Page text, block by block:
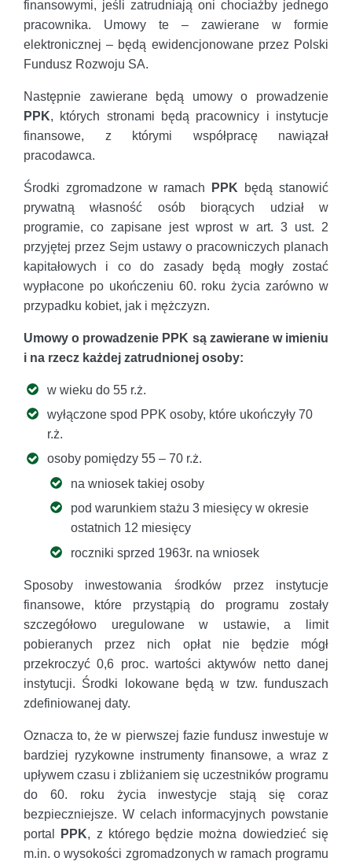
finansowymi, jeśli zatrudniają oni chociażby jednego
pracownika. Umowy te – zawierane w formie
elektronicznej – będą ewidencjonowane przez Polski
Fundusz Rozwoju SA.
Następnie zawierane będą umowy o prowadzenie
PPK, których stronami będą pracownicy i instytucje
finansowe, z którymi współpracę nawiązał
pracodawca.
Środki zgromadzone w ramach PPK będą stanowić
prywatną własność osób biorących udział w
programie, co zapisane jest wprost w art. 3 ust. 2
przyjętej przez Sejm ustawy o pracowniczych planach
kapitałowych i co do zasady będą mogły zostać
wypłacone po ukończeniu 60. roku życia zarówno w
przypadku kobiet, jak i mężczyzn.
Umowy o prowadzenie PPK są zawierane w imieniu
i na rzecz każdej zatrudnionej osoby:
w wieku do 55 r.ż.
wyłączone spod PPK osoby, które ukończyły 70
r.ż.
osoby pomiędzy 55 – 70 r.ż.
na wniosek takiej osoby
pod warunkiem stażu 3 miesięcy w okresie
ostatnich 12 miesięcy
roczniki sprzed 1963r. na wniosek
Sposoby inwestowania środków przez instytucje
finansowe, które przystąpią do programu zostały
szczegółowo uregulowane w ustawie, a limit
pobieranych przez nich opłat nie będzie mógł
przekroczyć 0,6 proc. wartości aktywów netto danej
instytucji. Środki lokowane będą w tzw. funduszach
zdefiniowanej daty.
Oznacza to, że w pierwszej fazie fundusz inwestuje w
bardziej ryzykowne instrumenty finansowe, a wraz z
upływem czasu i zbliżaniem się uczestników programu
do 60. roku życia inwestycje stają się coraz
bezpieczniejsze. W celach informacyjnych powstanie
portal
PPK, z którego będzie można dowiedzieć się
m.in. o wysokości zgromadzonych w ramach programu